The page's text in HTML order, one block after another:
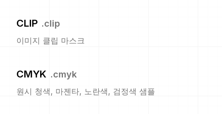
CLIP .clip
이미지 클립 마스크
CMYK .cmyk
원시 청색, 마젠타, 노란색, 검정색 샘플